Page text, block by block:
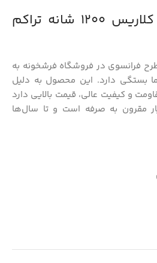
قیمت خرید فرش کلاریس ۱۲۰۰ شانه تراکم
فرانسوی در فروشگاه فرشخونه به
دارد. این محصول به دلیل
و کیفیت عالی، قیمت بالایی دارد
مقرون به صرفه است و تا سال‌ها